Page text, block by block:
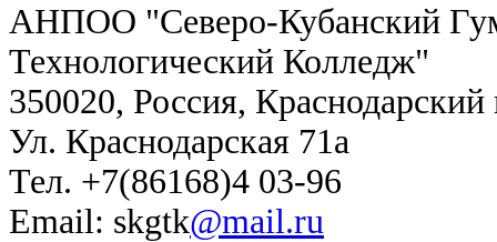
АНПОО "Северо-Кубанский
Технологический Колледж"
350020, Россия,
Ул. Краснодарская 71а
Тел. +7(86168)4 03-96
Email: skgtk@mail.ru